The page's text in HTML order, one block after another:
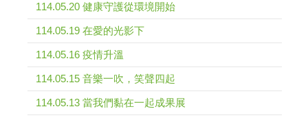
114.05.20 健康守護從環境開始
114.05.19 在愛的光影下
114.05.16 疫情升溫
114.05.15 音樂一吹，笑聲四起
114.05.13 當我們黏在一起成果展